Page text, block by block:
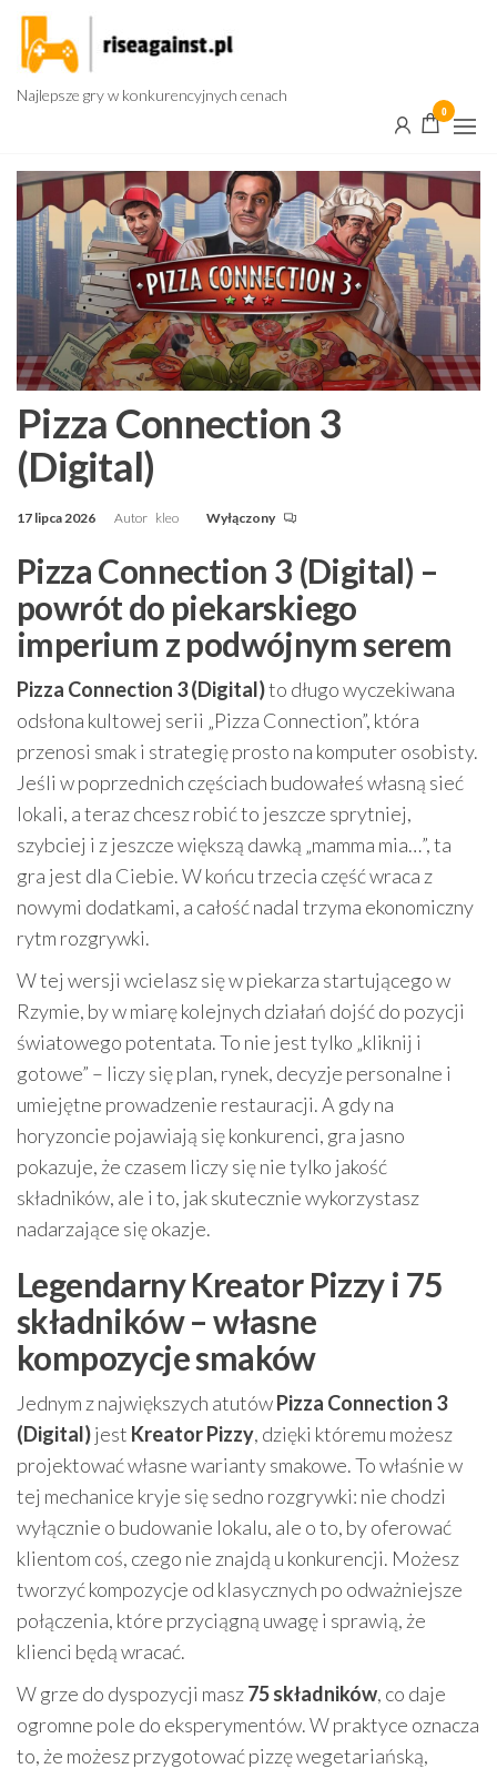
Przejdź
treści
Najlepsze gry w konkurencyjnych cenach
0
Pizza Connection 3
(Digital)
17 lipca 2026 Autor kleo Wyłączony
Pizza Connection 3 (Digital) –
powrót do piekarskiego
imperium z podwójnym serem
Pizza Connection 3 (Digital)to długo wyczekiwana
odsłona kultowej serii „Pizza Connection”, która
przenosi smak i strategię prosto na komputer osobisty.
Jeśli w poprzednich częściach budowałeś własną sieć
lokali, a teraz chcesz robić to jeszcze sprytniej,
szybciej i z jeszcze większą dawką „mamma mia…”, ta
gra jest dla Ciebie. W końcu trzecia część wraca z
nowymi dodatkami, a całość nadal trzyma ekonomiczny
rytm rozgrywki.
W tej wersji wcielasz się w piekarza startującego w
Rzymie, by w miarę kolejnych działań dojść do pozycji
światowego potentata. To nie jest tylko „kliknij i
gotowe” – liczy się plan, rynek, decyzje personalne i
umiejętne prowadzenie restauracji. A gdy na
horyzoncie pojawiają się konkurenci, gra jasno
pokazuje, że czasem liczy się nie tylko jakość
składników, ale i to, jak skutecznie wykorzystasz
nadarzające się okazje.
Legendarny Kreator Pizzy i 75
składników – własne
kompozycje smaków
Jednym z największych atutówPizza Connection 3
(Digital)jest Kreator Pizzy, dzięki któremu możesz
projektować własne warianty smakowe. To właśnie w
tej mechanice kryje się sedno rozgrywki: nie chodzi
wyłącznie o budowanie lokalu, ale o to, by oferować
klientom coś, czego nie znajdą u konkurencji. Możesz
tworzyć kompozycje od klasycznych po odważniejsze
połączenia, które przyciągną uwagę i sprawią, że
klienci będą wracać.
W grze do dyspozycji masz75 składników, co daje
ogromne pole do eksperymentów. W praktyce oznacza
to, że możesz przygotować pizzę wegetariańską,